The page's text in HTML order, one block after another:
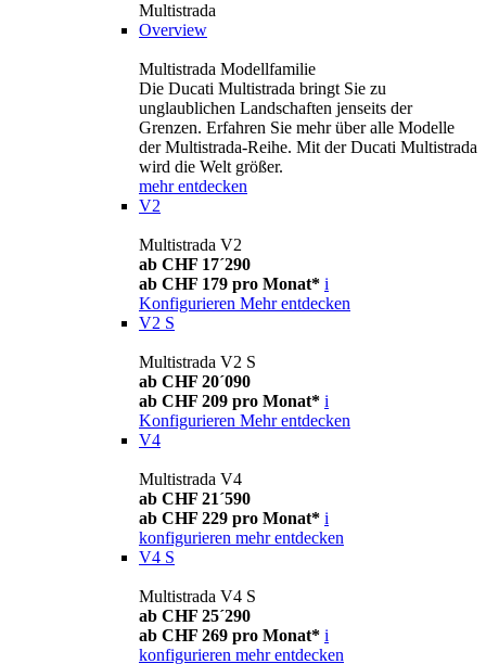
Multistrada
Overview
Multistrada Modellfamilie
Die Ducati Multistrada bringt Sie zu
unglaublichen Landschaften jenseits der
Grenzen. Erfahren Sie mehr über alle Modelle
der Multistrada-Reihe. Mit der Ducati Multistrada
wird die Welt größer.
mehr entdecken
V2
Multistrada V2
ab CHF 17´290
ab CHF 179 pro Monat* i
Konfigurieren Mehr entdecken
V2 S
Multistrada V2 S
ab CHF 20´090
ab CHF 209 pro Monat* i
Konfigurieren Mehr entdecken
V4
Multistrada V4
ab CHF 21´590
ab CHF 229 pro Monat* i
konfigurieren mehr entdecken
V4 S
Multistrada V4 S
ab CHF 25´290
ab CHF 269 pro Monat* i
konfigurieren mehr entdecken